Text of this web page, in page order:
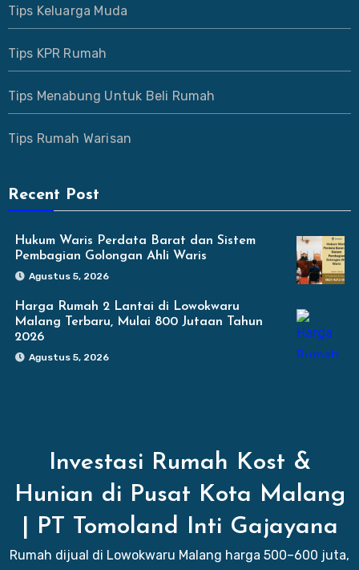
Tips Keluarga Muda
Tips KPR Rumah
Tips Menabung Untuk Beli Rumah
Tips Rumah Warisan
Recent Post
Hukum Waris Perdata Barat dan Sistem
Pembagian Golongan Ahli Waris
Agustus 5, 2026
Harga Rumah 2 Lantai di Lowokwaru
Malang Terbaru, Mulai 800 Jutaan Tahun
2026
Agustus 5, 2026
Investasi Rumah Kost &
Hunian di Pusat Kota Malang
| PT Tomoland Inti Gajayana
Rumah dijual di Lowokwaru Malang harga 500–600 juta,